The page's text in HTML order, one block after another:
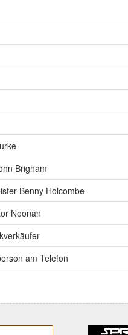
Brigham
Benny Holcombe
Noonan
am Telefon